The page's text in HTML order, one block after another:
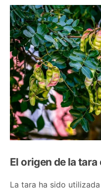
El origen de la tara
La tara ha sido